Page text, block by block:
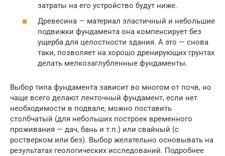
затраты на его устройство будут ниже.
Древесина — материал эластичный и небольшие
подвижки фундамента она компенсирует без
ущерба для целостности здания. А это — снова
таки, позволяет на хорошо дренирующих грунтах
делать мелкозаглубленные фундаменты.
Выбор типа фундамента зависит во многом от почв, но
чаще всего делают ленточный фундамент, если нет
необходимости в подвале, можно поставить
столбчатый (для небольших построек временного
проживания — дач, бань и т.п.) или свайный (с
ростверком или без). Выбор желательно основывать на
результатах геологических исследований. Подробнее